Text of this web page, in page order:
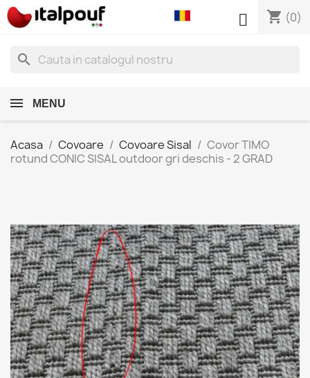
shopping_cart (0)

search
MENU
Acasa Covoare Covoare Sisal
Covor TIMO
rotund CONIC SISAL outdoor gri deschis - 2 GRAD